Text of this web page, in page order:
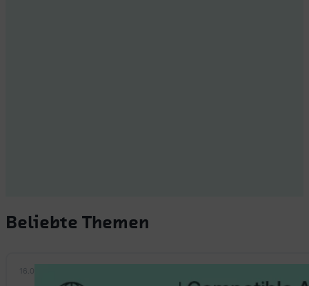
Beliebte Themen
16.09.2025